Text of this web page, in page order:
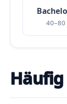
40–80